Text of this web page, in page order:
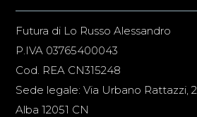
Futura di Lo Russo Alessandro
P.IVA 03765400043
Cod. REA CN315248
Sede legale: Via Urbano Rattazzi, 2
Alba 12051 CN